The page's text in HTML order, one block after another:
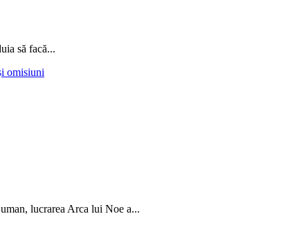
să facă...
omisiuni
lucrarea Arca lui Noe a...